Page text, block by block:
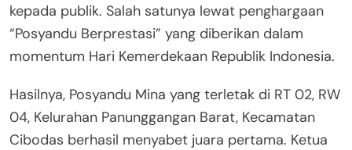
kepada publik. Salah satunya lewat penghargaan
“Posyandu Berprestasi” yang diberikan dalam
momentum Hari Kemerdekaan Republik Indonesia.
Hasilnya, Posyandu Mina yang terletak di RT 02, RW
04, Kelurahan Panunggangan Barat, Kecamatan
Cibodas berhasil menyabet juara pertama. Ketua